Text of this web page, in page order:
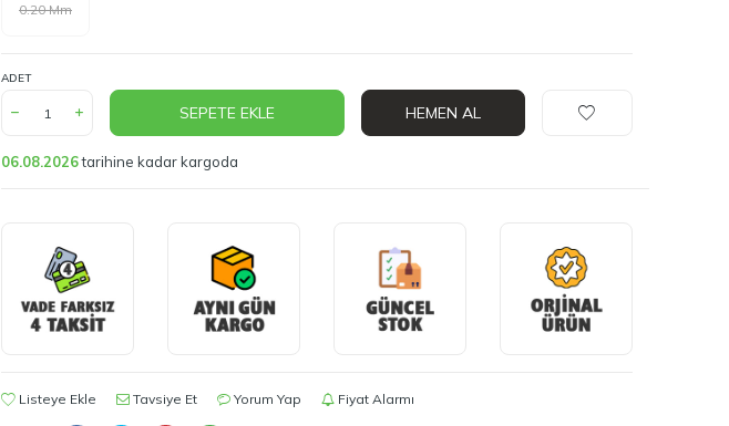
0.20 Mm
ADET
SEPETE EKLE HEMEN AL
06.08.2026tarihine kadar kargoda
Listeye Ekle Tavsiye Et Yorum Yap Fiyat Alarmı